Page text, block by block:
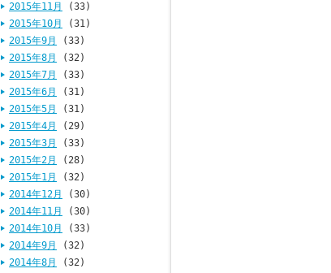
2015年11月
(33)
2015年10月
(31)
2015年9月
(33)
2015年8月
(32)
2015年7月
(33)
2015年6月
(31)
2015年5月
(31)
2015年4月
(29)
2015年3月
(33)
2015年2月
(28)
2015年1月
(32)
2014年12月
(30)
2014年11月
(30)
2014年10月
(33)
2014年9月
(32)
2014年8月
(32)